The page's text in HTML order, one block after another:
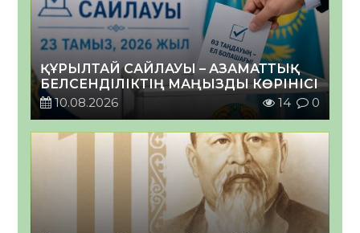
ҚҰРЫЛТАЙ САЙЛАУЫ – АЗАМАТТЫҚ
БЕЛСЕНДІЛІКТІҢ МАҢЫЗДЫ КӨРІНІСІ
10.08.2026
14 0